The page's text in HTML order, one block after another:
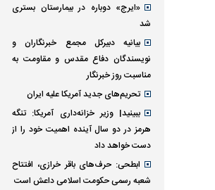
«ایرج» دوباره در بیمارستان بستری
شد
بیانیه دبیرکل مجمع خبرنگاران و
نویسندگان دفاع مقدس و مقاومت به
مناسبت روز خبرنگار
تحریم‌های جدید آمریکا علیه ایران
ببینید| وزیر خزانه‌داری آمریکا: تنگه
هرمز در دو سال آینده اهمیت خود را از
دست خواهد داد
ابطحی: حرف‌های باقر خرازی، افتتاح
شعبه رسمی حکومت اسلامی داعش است